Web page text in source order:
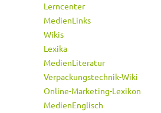
Lerncenter
MedienLinks
Wikis
Lexika
MedienLiteratur
Verpackungstechnik-Wiki
Online-Marketing-Lexikon
MedienEnglisch